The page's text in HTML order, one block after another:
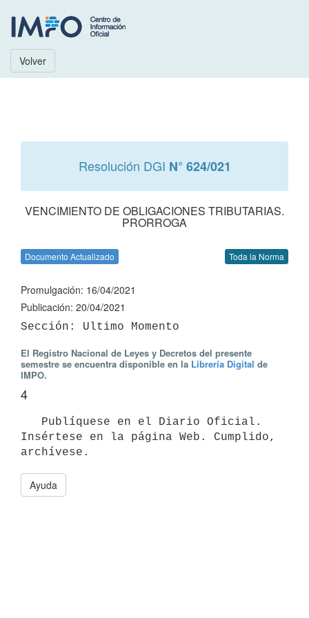
Volver
Resolución DGI N° 624/021
VENCIMIENTO DE OBLIGACIONES TRIBUTARIAS.
PRORROGA
Documento Actualizado Toda la Norma
Promulgación: 16/04/2021
Publicación: 20/04/2021
El Registro Nacional de Leyes y Decretos del presente
semestre se encuentra disponible en la Librería Digital de
IMPO.
4
Insértese en la página Web. Cumplido,
Ayuda